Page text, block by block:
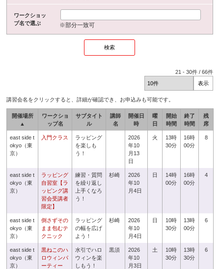
ワークショッ
プ名で選ぶ
※部分一致可
21 -30件 /66件
講習会名をクリックすると、詳細が確認でき、お申込みも可能です。
開催場所
▲
ワークショ
ップ名
サブタイト
ル
講師
名
開催日
時
曜
日
開始
時間
終了
時間
残
席
east side t
okyo（東
京）
入門クラス
ラッピング
を楽しも
う！
2026
年10
月13
日
火
13時
30分
16時
00分
8
east side t
okyo（東
京）
ラッピング
自習室【ラ
ッピング講
習会受講者
限定】
練習・質問
を繰り返し
上手くなろ
う！
杉崎
2026
年10
月4日
日
14時
00分
16時
00分
4
east side t
okyo（東
京）
倒さずその
まま包むテ
クニック
ラッピング
の幅を広げ
よう！
杉崎
2026
年10
月4日
日
10時
30分
13時
00分
6
east side t
okyo（東
京）
黒ねこのハ
ロウィンパ
ーティー
水引でハロ
ウィンを楽
しもう！
黒須
2026
年10
月3日
土
10時
30分
13時
30分
6